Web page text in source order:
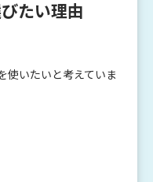
たい理由
使いたいと考えていま